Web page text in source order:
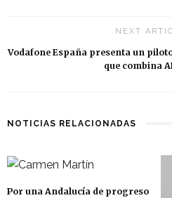
NEXT
Vodafone España presenta un
que combina
NOTICIAS RELACIONADAS
Por una Andalucía de progreso